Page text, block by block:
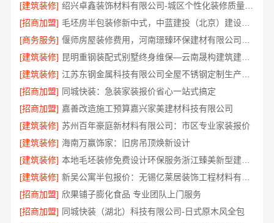
[建筑装修]
绍兴卓鑫装饰材料有限公司-城区个性化装修质量有保障
[招商加盟]
毛坯房半包装修新中式，中蓝建投（北京）建设有限公司武功分公司匠心打造
[商务服务]
[建筑装修]
昆明重钢装配式别墅终身维保—云南晟构建筑建材有限公司全程守护
[建筑装修]
[招商加盟] 同城快装：急装家装报价省心一站式搞定
[招商加盟] 嘉善改造施工预算嘉兴家美建材科技有限公司
[建筑装修] 苏州百年豪庭新材料有限公司：市区专业家装报价
[建筑装修] 海南万赢饰家：旧房吊顶焕新设计
[建筑装修]
本地毛坯装修免费设计环保服务浙江臻美新型建材有限公司
[建筑装修]
[招商加盟] 欣果铺子膨化食品 专业团队上门服务
[招商加盟] 同城快装（湖北）科技有限公司-日式原木风全包